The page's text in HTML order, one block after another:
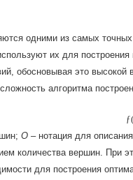
одними из самых точных
их для
обосновывая это
алгоритма
ƒ(
О – нотация для
количества вершин. При
для построения